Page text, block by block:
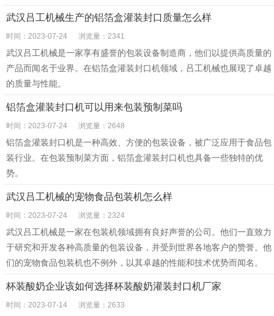
武汉吕工机械生产的铝箔盒灌装封口质量怎么样
时间：2023-07-24 浏览量：2341
武汉吕工机械是一家享有盛誉的包装设备制造商，他们以提供高质量的
产品而闻名于业界。在铝箔盒灌装封口机领域，吕工机械也展现了卓越
的质量与性能。
铝箔盒灌装封口机可以用来包装预制菜吗
时间：2023-07-24 浏览量：2648
铝箔盒灌装封口机是一种高效、方便的包装设备，被广泛应用于食品包
装行业。在包装预制菜方面，铝箔盒灌装封口机也具备一些独特的优
势。
武汉吕工机械的宠物食品包装机怎么样
时间：2023-07-24 浏览量：2324
武汉吕工机械是一家在包装机领域拥有良好声誉的公司。他们一直致力
于研究和开发各种高质量的包装设备，并受到世界各地客户的赞誉。他
们的宠物食品包装机也不例外，以其卓越的性能和技术优势而闻名。
杯装酸奶企业该如何选择杯装酸奶灌装封口机厂家
时间：2023-07-14 浏览量：2633